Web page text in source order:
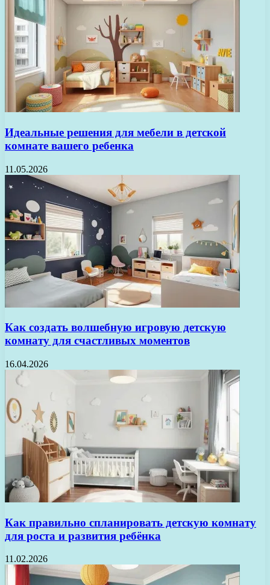
Идеальные решения для мебели в детской
комнате вашего ребенка
11.05.2026
Как создать волшебную игровую детскую
комнату для счастливых моментов
16.04.2026
Как правильно спланировать детскую комнату
для роста и развития ребёнка
11.02.2026